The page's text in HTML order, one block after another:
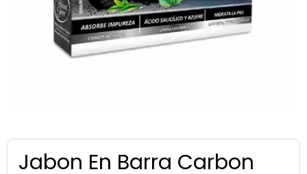
Jabon En Barra Carbon